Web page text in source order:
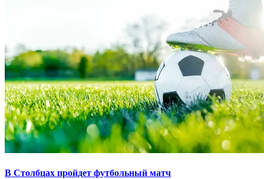
В Столбцах пройдет футбольный матч